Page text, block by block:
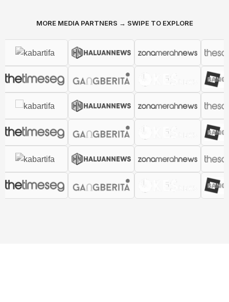
MORE MEDIA PARTNERS → SWIPE TO EXPLORE